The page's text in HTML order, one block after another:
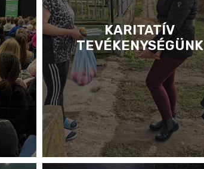
KARITATÍV
TEVÉKENYSÉGÜNK